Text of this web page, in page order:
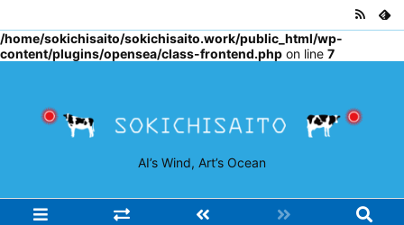
/home/sokichisaito/sokichisaito.work/public_html/wp-
content/plugins/opensea/class-frontend.php on line 7
AI’s Wind, Art’s Ocean